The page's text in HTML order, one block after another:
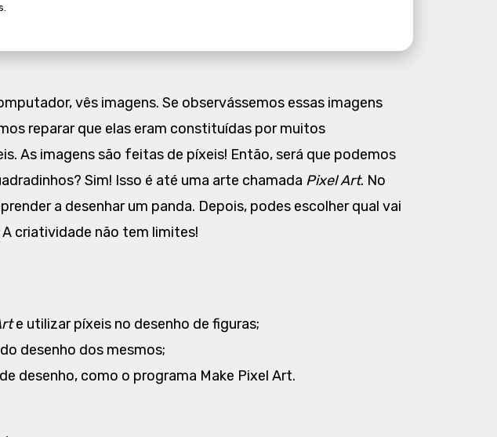
vês imagens. Se observássemos essas imagens
reparar que elas eram constituídas por muitos
As imagens são feitas de píxeis! Então, será que podemos
Sim! Isso é até uma arte chamada Pixel Art. No
a desenhar um panda. Depois, podes escolher qual vai
criatividade não tem limites!
e utilizar píxeis no desenho de figuras;
desenho dos mesmos;
desenho, como o programa Make Pixel Art.